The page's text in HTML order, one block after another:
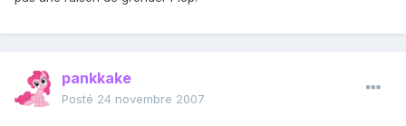
pankkake
Posté 24 novembre 2007